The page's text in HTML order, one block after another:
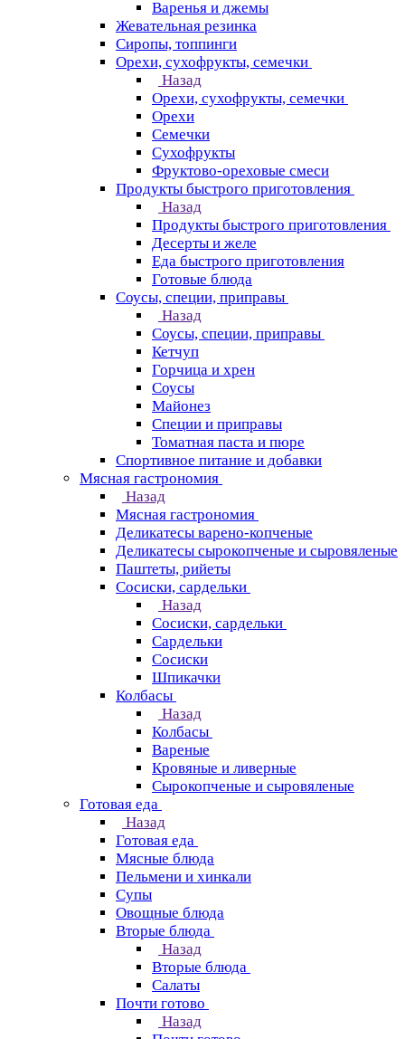
Варенья и джемы
Жевательная резинка
Сиропы, топпинги
Орехи, сухофрукты, семечки
Назад
Орехи, сухофрукты, семечки
Орехи
Семечки
Сухофрукты
Фруктово-ореховые смеси
Продукты быстрого приготовления
Назад
Продукты быстрого приготовления
Десерты и желе
Еда быстрого приготовления
Готовые блюда
Соусы, специи, приправы
Назад
Соусы, специи, приправы
Кетчуп
Горчица и хрен
Соусы
Майонез
Специи и приправы
Томатная паста и пюре
Спортивное питание и добавки
Мясная гастрономия
Назад
Мясная гастрономия
Деликатесы варено-копченые
Деликатесы сырокопченые и сыровяленые
Паштеты, рийеты
Сосиски, сардельки
Назад
Сосиски, сардельки
Сардельки
Сосиски
Шпикачки
Колбасы
Назад
Колбасы
Вареные
Кровяные и ливерные
Сырокопченые и сыровяленые
Готовая еда
Назад
Готовая еда
Мясные блюда
Пельмени и хинкали
Супы
Овощные блюда
Вторые блюда
Назад
Вторые блюда
Салаты
Почти готово
Назад